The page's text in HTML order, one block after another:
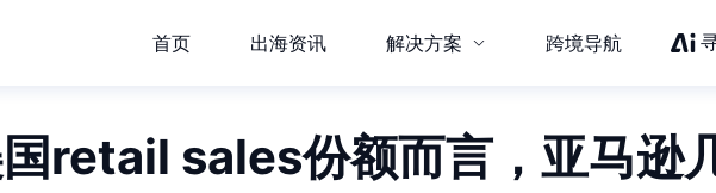
首页 出海资讯 解决方案 跨境导航
retail sales份额而言，亚马逊